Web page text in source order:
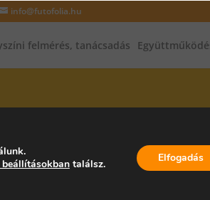
info@futofolia.hu
felmérés, tanácsadás
INFRAPANEL,
találsz. Elfogadás